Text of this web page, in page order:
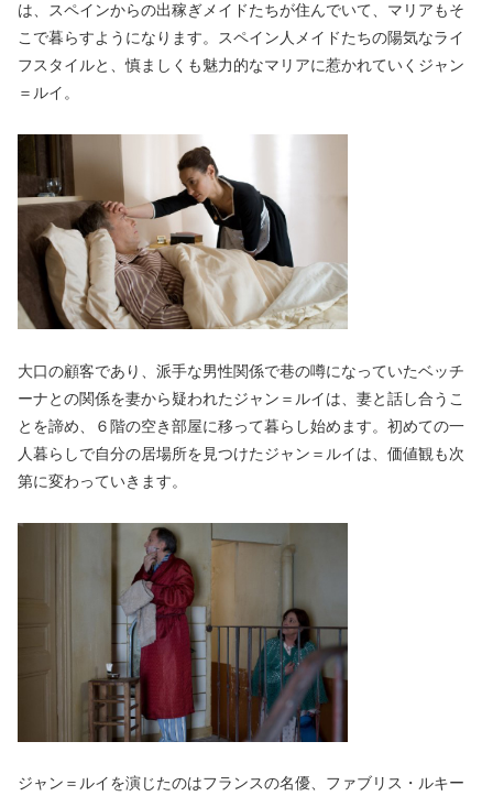
は、スペインからの出稼ぎメイドたちが住んでいて、マリアもそ
こで暮らすようになります。スペイン人メイドたちの陽気なライ
フスタイルと、慎ましくも魅力的なマリアに惹かれていくジャン
＝ルイ。
大口の顧客であり、派手な男性関係で巷の噂になっていたベッチ
ーナとの関係を妻から疑われたジャン＝ルイは、妻と話し合うこ
とを諦め、６階の空き部屋に移って暮らし始めます。初めての一
人暮らしで自分の居場所を見つけたジャン＝ルイは、価値観も次
第に変わっていきます。
ジャン＝ルイを演じたのはフランスの名優、ファブリス・ルキー